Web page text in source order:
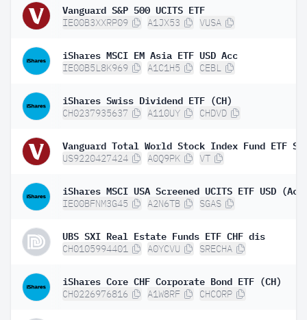
Vanguard S&P 500 UCITS ETF
IE00B3XXRP09 A1JX53 VUSA
iShares MSCI EM Asia ETF USD Acc
IE00B5L8K969 A1C1H5 CEBL
iShares Swiss Dividend ETF (CH)
CH0237935637 A110UY CHDVD
Vanguard Total World Stock Index Fund ETF
US9220427424 A0Q9PK VT
iShares MSCI USA Screened UCITS ETF USD
IE00BFNM3G45 A2N6TB SGAS
UBS SXI Real Estate Funds ETF CHF dis
CH0105994401 A0YCVU SRECHA
iShares Core CHF Corporate Bond ETF (CH)
CH0226976816 A1W8RF CHCORP